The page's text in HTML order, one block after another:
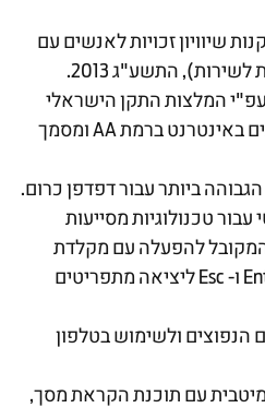
שיוויון זכויות לאנשים עם
התשע"ג 2013.
המלצות התקן הישראלי
(ת"י 5568) לנגישות תכנים באינטרנט ברמת AA ומסמך
ביותר עבור דפדפן כרום.
טכנולוגיות מסייעות
להפעלה עם מקלדת
בעזרת מקשי החיצים, Enter ו- Esc ליציאה מתפריטים
הנפוצים ולשימוש בטלפון
עם תוכנת הקראת מסך,